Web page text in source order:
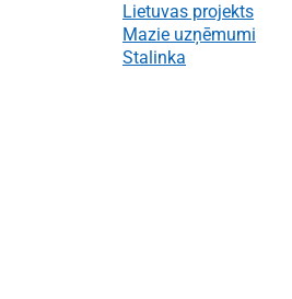
Lietuvas projekts
Mazie uzņēmumi
Stalinka